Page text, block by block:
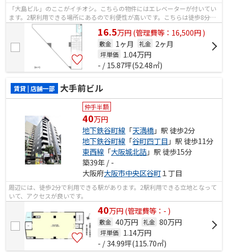
「大島ビル」のここがイチオシ。こちらの物件にはエレベーターが付いてい
ます。2駅利用できる場所にあるので利便性が高いです。こちらは徒歩8分に
立地する物件です。
16.5万円(管理費等：16,500円 )
敷金 1ヶ月 礼金 2ヶ月
坪単価 1.04万円
- / 15.87坪(52.48㎡)
賃貸 | 店舗一部 大手前ビル
仲手半額
40万円
地下鉄谷町線 「天満橋」駅 徒歩2分
地下鉄谷町線 「谷町四丁目 」駅 徒歩11分
東西線 「大阪城北詰」駅 徒歩15分
築39年 / -
大阪府大阪市中央区谷町１丁目
周辺には、徒歩2分で利用できる駅があります。2駅利用できる立地となって
いて、アクセスが良いです。
40万円(管理費等：- )
敷金 40万円 礼金 80万円
坪単価 1.14万円
- / 34.99坪(115.70㎡)